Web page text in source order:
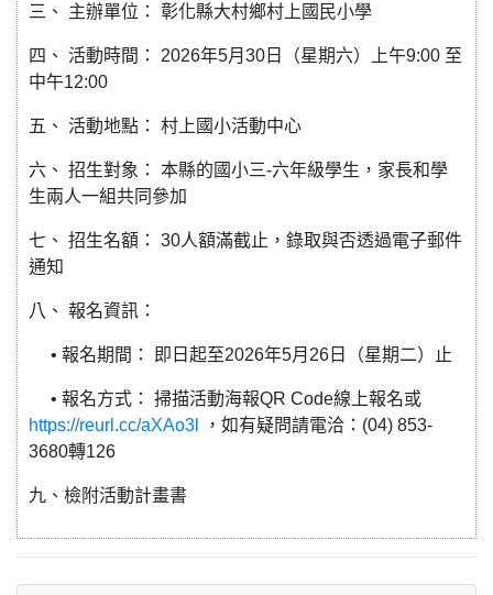
三、 主辦單位： 彰化縣大村鄉村上國民小學
四、 活動時間： 2026年5月30日（星期六）上午9:00 至
中午12:00
五、 活動地點： 村上國小活動中心
六、 招生對象： 本縣的國小三-六年級學生，家長和學
生兩人一組共同參加
七、 招生名額： 30人額滿截止，錄取與否透過電子郵件
通知
八、 報名資訊：
• 報名期間： 即日起至2026年5月26日（星期二）止
• 報名方式： 掃描活動海報QR Code線上報名或
https://reurl.cc/aXAo3l
，如有疑問請電洽：(04) 853-
3680轉126
九、檢附活動計畫書